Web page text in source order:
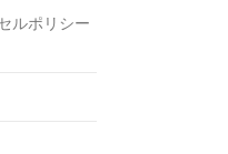
ルポリシー